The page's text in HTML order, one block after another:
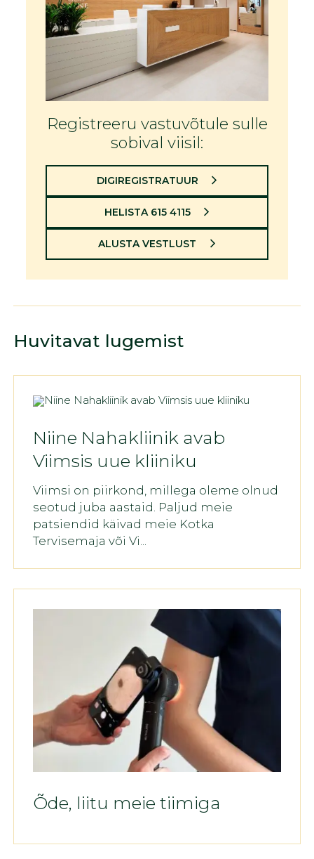
Registreeru vastuvõtule sulle
sobival viisil:
DIGIREGISTRATUUR
HELISTA 615 4115
ALUSTA VESTLUST
Huvitavat lugemist
Niine Nahakliinik avab
Viimsis uue kliiniku
Viimsi on piirkond, millega oleme olnud
seotud juba aastaid. Paljud meie
patsiendid käivad meie Kotka
Tervisemaja või Vi...
Õde, liitu meie tiimiga